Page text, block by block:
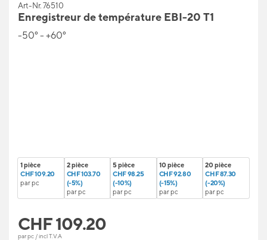
Art-Nr. 76510
Enregistreur de température EBI-20 T1
-50° - +60°
1 pièce
CHF 109.20
par pc
2 pièce
CHF 103.70
(-5%)
par pc
5 pièce
CHF 98.25
(-10%)
par pc
10 pièce
CHF 92.80
(-15%)
par pc
20 pièce
CHF 87.30
(-20%)
par pc
CHF109.20
par pc / incl T.V.A